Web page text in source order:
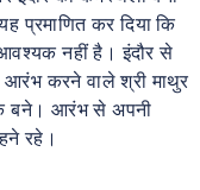
प्रमाणित कर दिया कि
नहीं है। इंदौर से
आरंभ करने वाले श्री माथुर
बने। आरंभ से अपनी
रहे।